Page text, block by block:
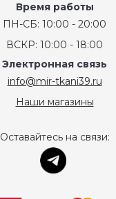
Время работы
ПН-СБ: 10:00 - 20:00
ВСКР: 10:00 - 18:00
Электронная связь
info@mir-tkani39.ru
Наши магазины
Оставайтесь на связи: